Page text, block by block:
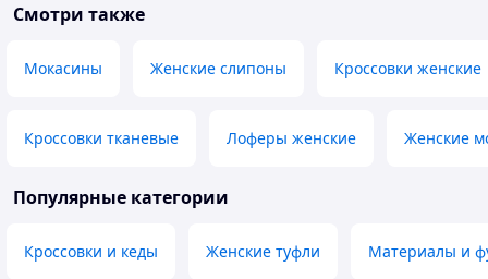
Смотри также
Мокасины Женские слипоны Кроссовки женские
Кроссовки тканевые Лоферы женские Женские
Популярные категории
Кроссовки и кеды Женские туфли Материалы и